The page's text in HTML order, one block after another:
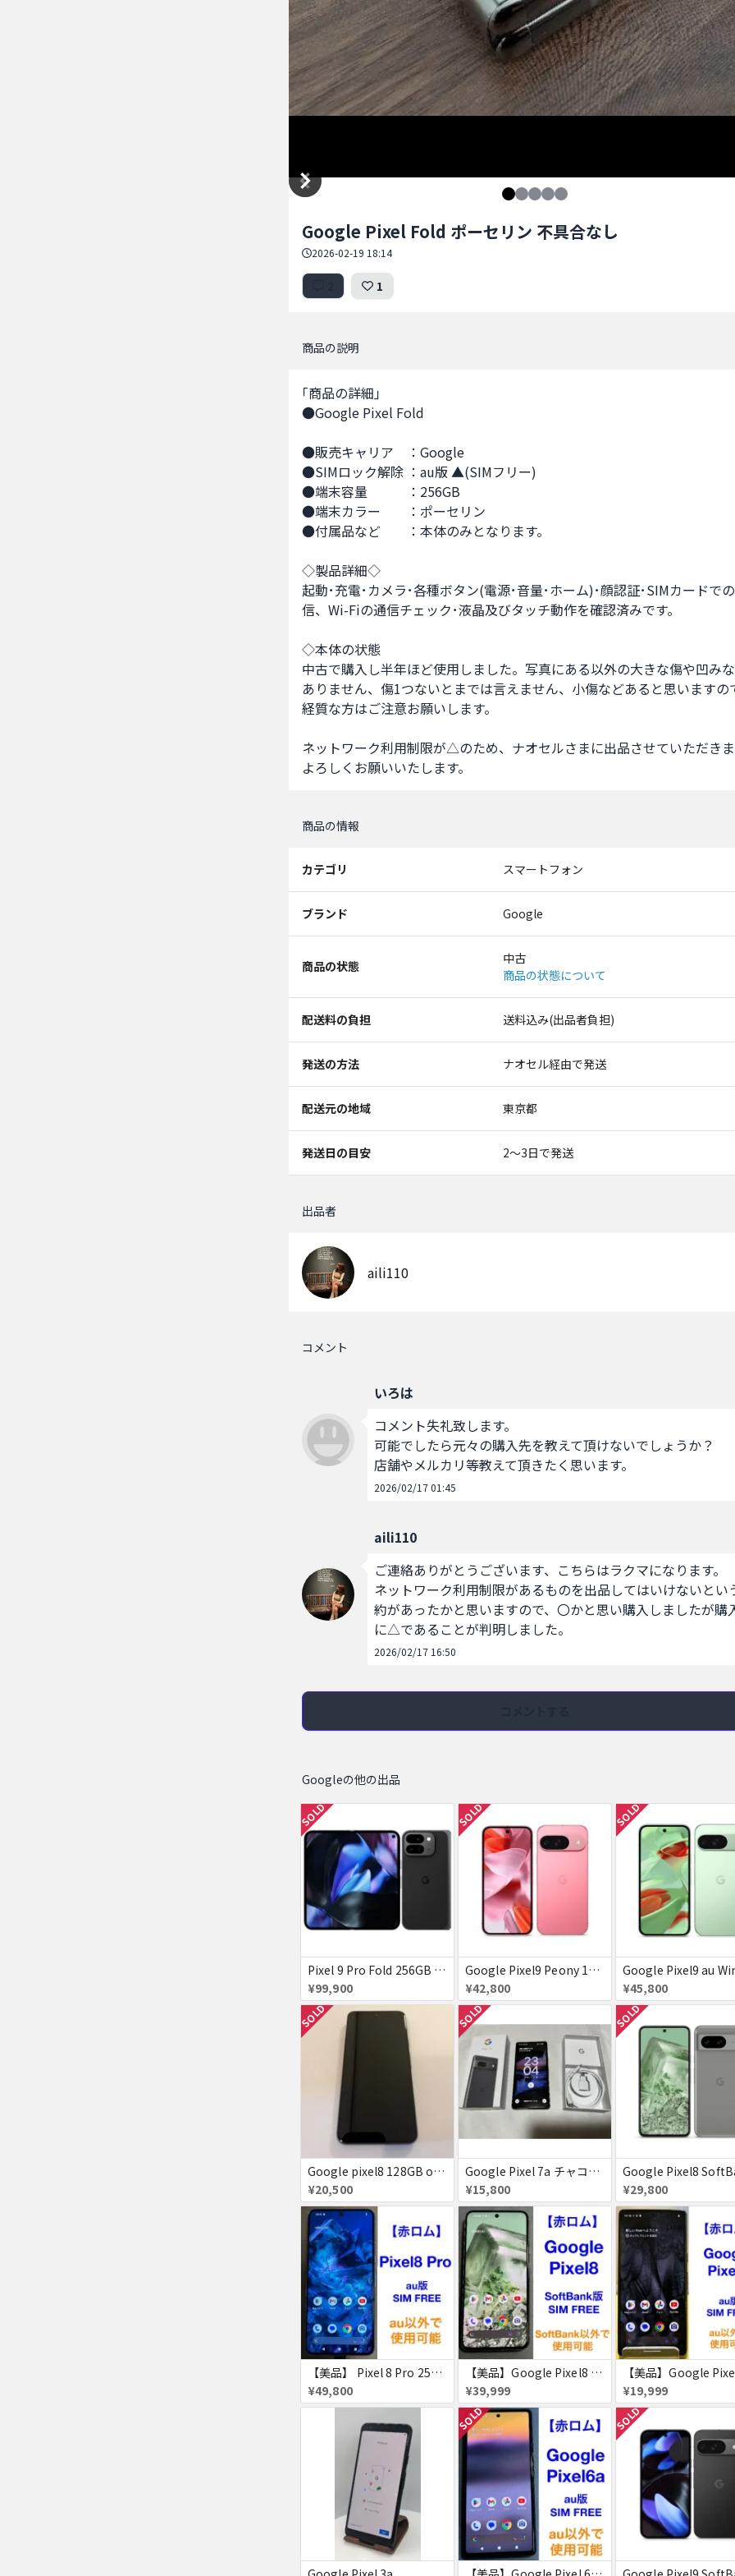
Google Pixel Fold ポーセリン 不具合なし
2026-02-19 18:14
1
商品の説明
｢商品の詳細｣
●Google Pixel Fold
●販売キャリア　：Google
●SIMロック解除 ：au版 ▲(SIMフリー)
●端末容量　　　：256GB
●端末カラー　　：ポーセリン
●付属品など　　：本体のみとなります。
◇製品詳細◇
起動･充電･カメラ･各種ボタン(電源･音量･ホーム)･顔認証･SIMカードで
信、Wi-Fiの通信チェック･液晶及びタッチ動作を確認済みです。
◇本体の状態
中古で購入し半年ほど使用しました。写真にある以外の大きな傷や凹み
ありません、傷1つないとまでは言えません、小傷などあると思いますの
経質な方はご注意お願いします。
ネットワーク利用制限が△のため、ナオセルさまに出品させていただき
よろしくお願いいたします。
商品の情報
カテゴリ スマートフォン
ブランド Google
商品の状態
中古
商品の状態について
配送料の負担 送料込み(出品者負担)
発送の方法 ナオセル経由で発送
配送元の地域 東京都
発送日の目安 2〜3日で発送
出品者
aili110
コメント
いろは
コメント失礼致します。
可能でしたら元々の購入先を教えて頂けないでしょうか？
店舗やメルカリ等教えて頂きたく思います。
2026/02/17 01:45
aili110
ご連絡ありがとうございます、こちらはラクマになります。
ネットワーク利用制限があるものを出品してはいけないとい
約があったかと思いますので、〇かと思い購入しましたが購
に△であることが判明しました。
2026/02/17 16:50
Googleの他の出品
SOLD
Pixel 9 Pro Fold 256GB Obsidian docomo 送料無料
¥99,900
SOLD
Google Pixel9 Peony 128GB / 12GB SoftBank SIMフリー 送料無料
¥42,800
SOLD
¥45,800
SOLD
Google pixel8 128GB obsidian 付属品完備
¥20,500
SOLD
Google Pixel 7a チャコール docomo版 付属品完備【赤ロム】
¥15,800
SOLD
¥29,800
【美品】 Pixel 8 Pro 256GB 赤ロム
¥49,800
【美品】Google Pixel8 128GB 赤ロム
¥39,999
¥19,999
SOLD SOLD